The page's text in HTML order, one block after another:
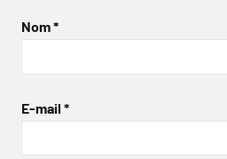
Nom*
E-mail *